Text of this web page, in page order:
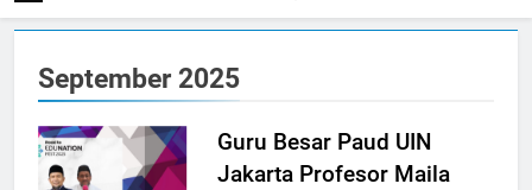
September 2025
Guru Besar Paud UIN
Jakarta Profesor Maila